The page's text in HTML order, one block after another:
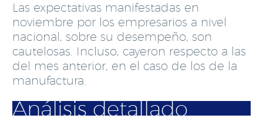
Las expectativas manifestadas en
noviembre por los empresarios a nivel
nacional, sobre su desempeño, son
cautelosas. Incluso, cayeron respecto a las
del mes anterior, en el caso de los de la
manufactura.
Análisis detallado